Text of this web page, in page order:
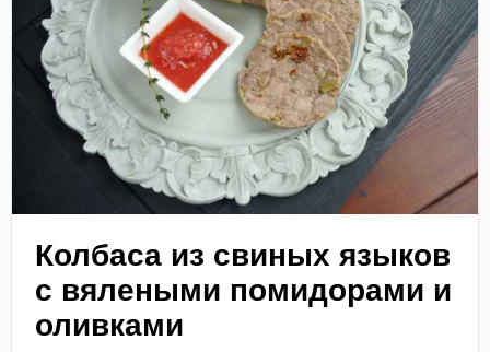
Колбаса из свиных языков
с вялеными помидорами и
оливками